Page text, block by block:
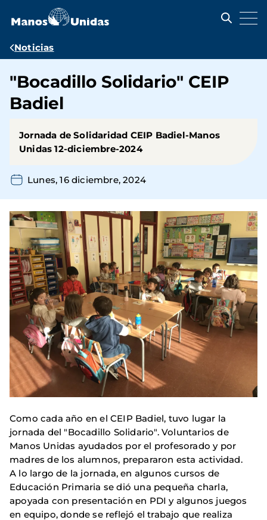
contenido
Ruta
navegación
Noticias
"Bocadillo Solidario" CEIP
Badiel
Jornada de Solidaridad CEIP Badiel-Manos
Unidas 12-diciembre-2024
Lunes, 16 diciembre, 2024
Como cada año en el CEIP Badiel, tuvo lugar la
jornada del "Bocadillo Solidario". Voluntarios de
Manos Unidas ayudados por el profesorado y por
madres de los alumnos, prepararon esta actividad.
A lo largo de la jornada, en algunos cursos de
Educación Primaria se dió una pequeña charla,
apoyada con presentación en PDI y algunos juegos
en equipo, donde se reflejó el trabajo que realiza